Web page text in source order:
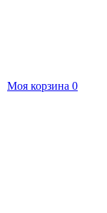
Моя корзина 0